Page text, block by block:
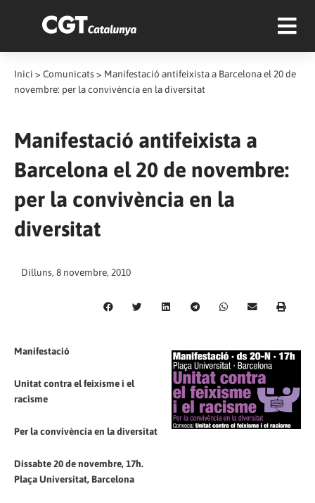
Inici > Comunicats > Manifestació antifeixista a Barcelona el 20 de
novembre: per la convivència en la diversitat
Manifestació antifeixista a
Barcelona el 20 de novembre:
per la convivència en la
diversitat
Dilluns, 8 novembre, 2010
Manifestació
Unitat contra el feixisme i el
racisme
Per la convivència en la diversitat
Dissabte 20 de novembre, 17h.
Plaça Universitat, Barcelona